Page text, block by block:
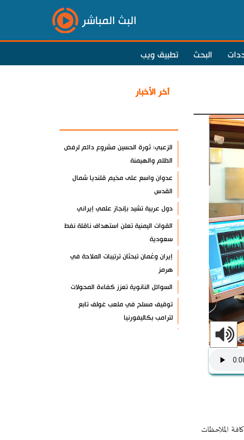
البث المباشر
البحث تطبيق ويب
الملاحظات
آخر الأخبار
الزعبي: ثورة الحسين مشروع دائم لرفض
الظلم والهيمنة
عدوان واسع على مخيم قلنديا شمال
القدس
دول عربية تشيد بإنجاز علمي إيراني
القوات اليمنية تعلن استهداف ناقلة نفط
سعودية
إيران وعُمان تبحثان ترتيبات الملاحة في
هرمز
السوائل النانوية تعزز كفاءة المحولات
توقيف مسلح في ملعب غولف تابع
لترامب بكاليفورنيا